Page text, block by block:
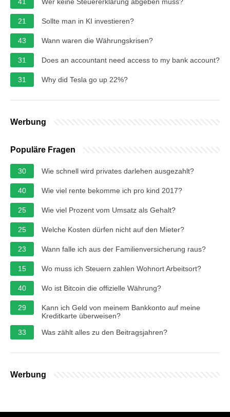
21 Sollte man in KI investieren?
43 Wann waren die Währungskrisen?
31 Does an accountant need access to my bank account?
31 Why did Tesla go up 22%?
Werbung
Populäre Fragen
30 Wie schnell wird privates darlehen ausgezahlt?
40 Wie viel rente bekomme ich pro kind 2017?
25 Wie viel Prozent vom Umsatz als Gehalt?
25 Welche Kosten dürfen nicht auf den Mieter?
23 Wann falle ich aus der Familienversicherung raus?
15 Wo muss ich Steuern zahlen Wohnort Arbeitsort?
40 Wo ist Bitcoin die offizielle Währung?
29
Kann ich Geld von meinem Bankkonto auf meine
Kreditkarte überweisen?
33
Was zählt alles zu den Beitragsjahren?
Werbung